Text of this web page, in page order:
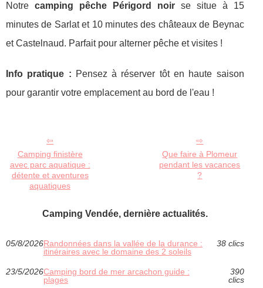
Notre camping pêche Périgord noirse situe à 15
minutes de Sarlat et 10 minutes des châteaux de Beynac
et Castelnaud. Parfait pour alterner pêche et visites !
Info pratique : Pensez à réserver tôt en haute saison
pour garantir votre emplacement au bord de l'eau !
Camping finistère
avec parc aquatique :
détente et aventures
aquatiques
Que faire à Plomeur
pendant les vacances
?
Camping Vendée, dernière actualités.
05/8/2026Randonnées dans la vallée de la durance :
itinéraires avec le domaine des 2 soleils
38 clics
23/5/2026Camping bord de mer arcachon guide :
plages
390
clics